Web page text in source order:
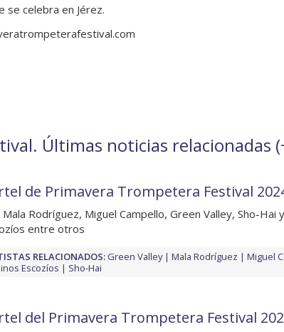
se celebra en Jérez.
Últimas noticias relacionadas (
de Primavera Trompetera Festival
Mala Rodríguez, Miguel Campello, Green Valley, Sho-Hai
entre otros
RELACIONADOS: Green Valley Mala Rodríguez
Miguel
Escozíos
Sho-Hai
del Primavera Trompetera Festival